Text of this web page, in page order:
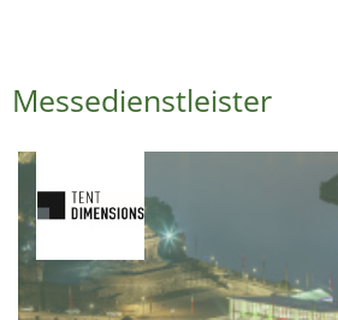
Messedienstleister